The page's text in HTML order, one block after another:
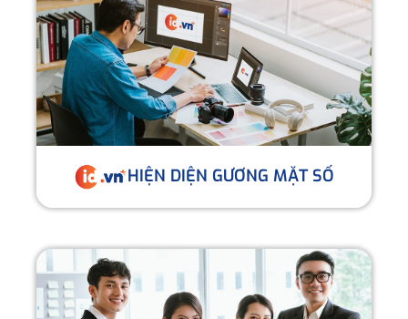
HIỆN DIỆN GƯƠNG MẶT SỐ